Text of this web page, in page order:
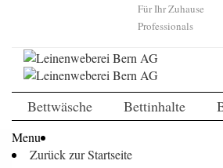
Für Ihr Zuhause
Professionals
Bettwäsche Bettinhalte
Menu
Zurück zur Startseite